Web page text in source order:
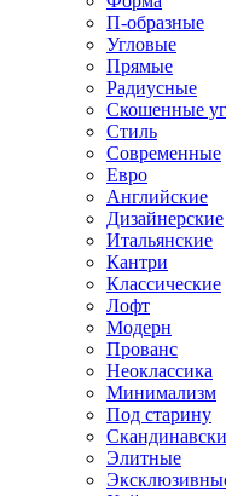
П-образные
Угловые
Прямые
Радиусные
Скошенные
Стиль
Современные
Евро
Английские
Дизайнерские
Итальянские
Кантри
Классические
Лофт
Модерн
Прованс
Неоклассика
Минимализм
Под старину
Элитные